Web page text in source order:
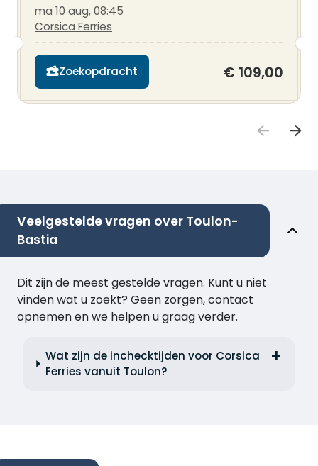
ma 10 aug, 08:45
Corsica Ferries
Zoekopdracht € 109,00
Veelgestelde vragen over Toulon-
Bastia
Dit zijn de meest gestelde vragen. Kunt u niet
vinden wat u zoekt? Geen zorgen, contact
opnemen en we helpen u graag verder.
Wat zijn de inchecktijden voor Corsica
Ferries vanuit Toulon?